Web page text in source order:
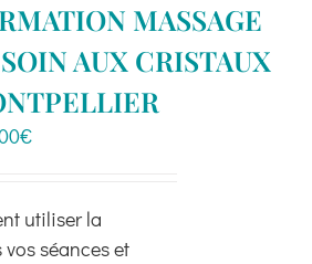
MASSAGE
AUX CRISTAUX
€
utiliser la
séances et